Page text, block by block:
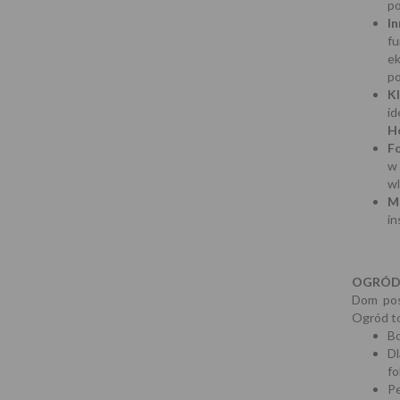
w
Dom
Ogród